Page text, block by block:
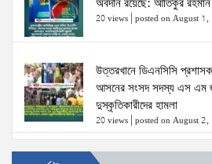
অবদান রয়েছে: আতিকুর
20 views posted on August
উত্তরখানে ডিএনসিসি
আসনের সংসদ সদস্য এস এম
দুস্কৃতিকারীদের হামলা
20 views posted on August